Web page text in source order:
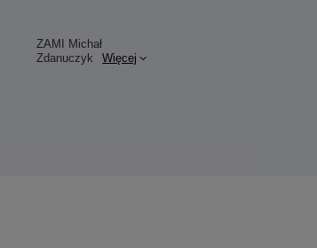
ZAMI Michał
Zdanuczyk
Więcej